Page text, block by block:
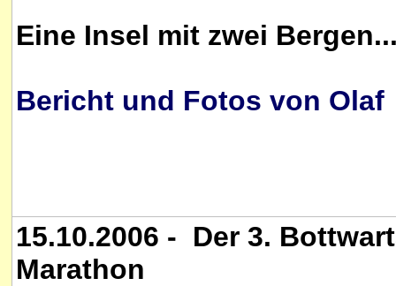
Eine Insel mit zwei
Bericht und Fotos von Olaf
15.10.2006 - Der 3.
Marathon